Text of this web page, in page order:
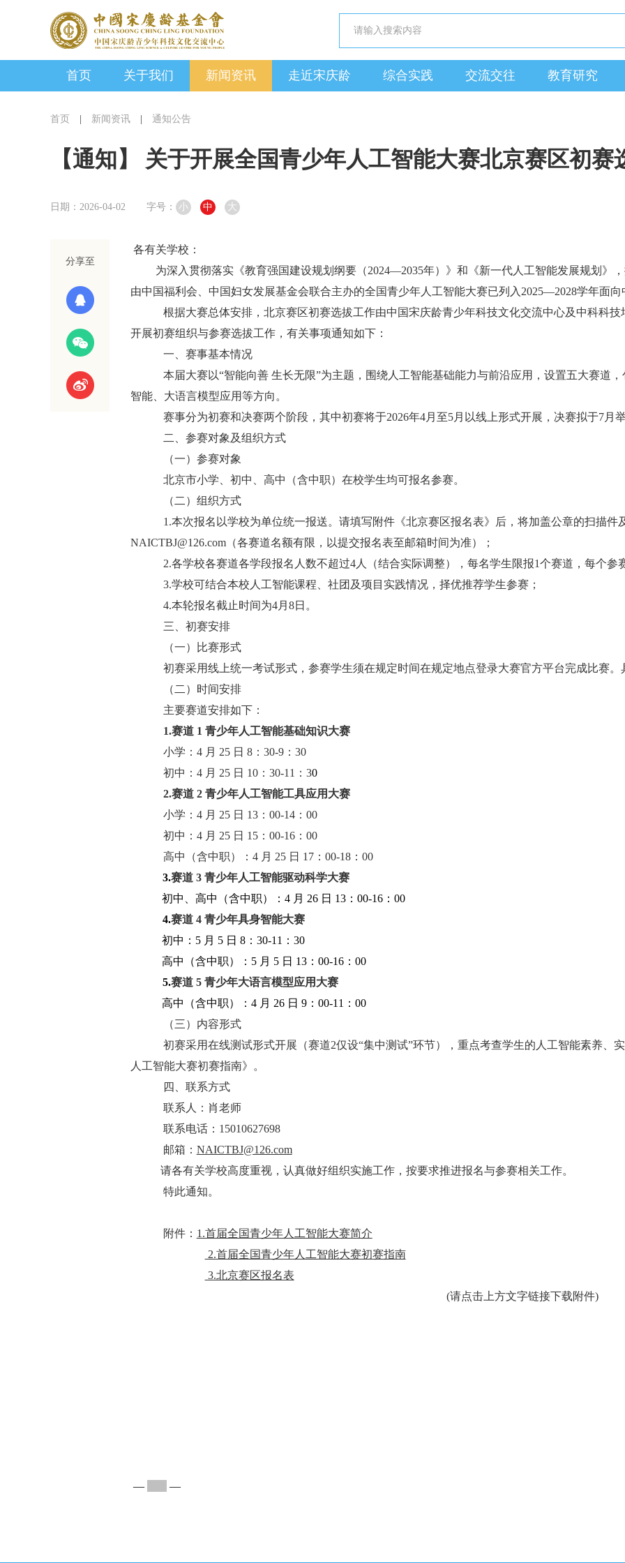
首页 关于我们 新闻资讯 走近宋庆龄 综合实践 交流交往 教育研究
首页 新闻资讯 通知公告
【通知】 关于开展全国青少年人工智能大赛北京赛区初赛
日期：2026-04-02 字号： 小 中 大
各有关学校：
为深入贯彻落实《教育强国建设规划纲要（2024—2035年）》和《新一代人工智能发展规划》
由中国福利会、中国妇女发展基金会联合主办的全国青少年人工智能大赛已列入2025—2028学年面向
根据大赛总体安排，北京赛区初赛选拔工作由中国宋庆龄青少年科技文化交流中心及中科科
开展初赛组织与参赛选拔工作，有关事项通知如下：
一、赛事基本情况
本届大赛以“智能向善 生长无限”为主题，围绕人工智能基础能力与前沿应用，设置五大赛道
智能、大语言模型应用等方向。
赛事分为初赛和决赛两个阶段，其中初赛将于2026年4月至5月以线上形式开展，决赛拟于7月举
二、参赛对象及组织方式
（一）参赛对象
北京市小学、初中、高中（含中职）在校学生均可报名参赛。
（二）组织方式
1.本次报名以学校为单位统一报送。请填写附件《北京赛区报名表》后，将加盖公章的扫描件
NAICTBJ@126.com（各赛道名额有限，以提交报名表至邮箱时间为准）；
2.各学校各赛道各学段报名人数不超过4人（结合实际调整），每名学生限报1个赛道，每个参
3.学校可结合本校人工智能课程、社团及项目实践情况，择优推荐学生参赛；
4.本轮报名截止时间为4月8日。
三、初赛安排
（一）比赛形式
初赛采用线上统一考试形式，参赛学生须在规定时间在规定地点登录大赛官方平台完成比赛。
（二）时间安排
主要赛道安排如下：
1.赛道 1 青少年人工智能基础知识大赛
小学：4 月 25 日 8：30-9：30
初中：4 月 25 日 10：30-11：30
2.赛道 2 青少年人工智能工具应用大赛
小学：4 月 25 日 13：00-14：00
初中：4 月 25 日 15：00-16：00
高中（含中职）：4 月 25 日 17：00-18：00
3.赛道 3 青少年人工智能驱动科学大赛
初中、高中（含中职）：4 月 26 日 13：00-16：00
4.赛道 4 青少年具身智能大赛
初中：5 月 5 日 8：30-11：30
高中（含中职）：5 月 5 日 13：00-16：00
5.赛道 5 青少年大语言模型应用大赛
高中（含中职）：4 月 26 日 9：00-11：00
（三）内容形式
初赛采用在线测试形式开展（赛道2仅设“集中测试”环节），重点考查学生的人工智能素养、
人工智能大赛初赛指南》。
四、联系方式
联系人：肖老师
联系电话：15010627698
邮箱： NAICTBJ@126.com
请各有关学校高度重视，认真做好组织实施工作，按要求推进报名与参赛相关工作。
特此通知。
附件： 1.首届全国青少年人工智能大赛简介
2.首届全国青少年人工智能大赛初赛指南
3.北京赛区报名表
(请点击上方文字链接下载附件)
— —
分享至